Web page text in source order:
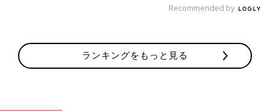
Recommended by
ランキングをもっと見る